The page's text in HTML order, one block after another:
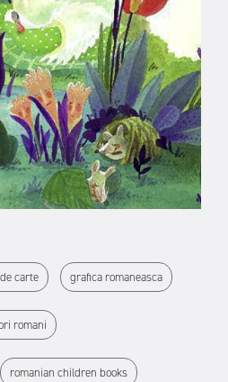
carte grafica romaneasca
romani
romanian children books